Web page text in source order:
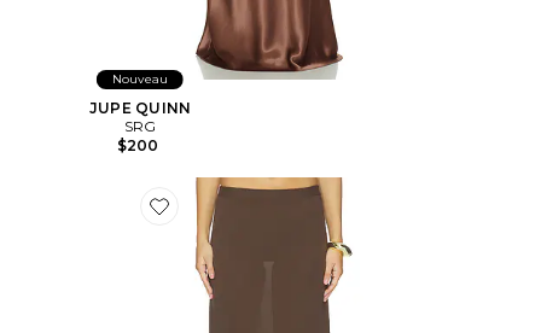
Nouveau
JUPE QUINN
SRG
$200
Favorite JUPE EMERSYN